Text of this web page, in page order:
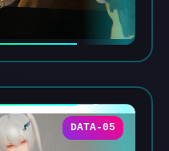
DATA-05